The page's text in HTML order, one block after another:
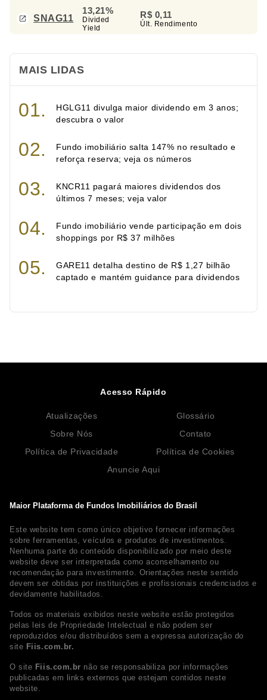
SNAG11
13,21%
Divided
Yield
R$ 0,11
Últ. Rendimento
MAIS LIDAS
HGLG11 divulga maior dividendo em 3 anos;
descubra o valor
Fundo imobiliário salta 147% no resultado e
reforça reserva; veja os números
KNCR11 pagará maiores dividendos dos
últimos 7 meses; veja valor
Fundo imobiliário vende participação em dois
shoppings por R$ 37 milhões
GARE11 detalha destino de R$ 1,27 bilhão
captado e mantém guidance para dividendos
Maior Plataforma de Fundos Imobiliários do Brasil
Este website tem como único objetivo fornecer informações
sobre ferramentas, veículos e produtos de investimentos.
Nenhuma parte do conteúdo disponibilizado por meio deste
website deve ser interpretada como aconselhamento ou
recomendação para investimento. Orientações neste sentido
devem ser obtidas por instituições e profissionais credenciados e
devidamente habilitados.
Todos os materiais exibidos neste website estão protegidos
pelas leis de Propriedade Intelectual e não podem ser
reproduzidos e/ou distribuídos sem a expressa autorização do
site Fiis.com.br.
O site Fiis.com.br não se responsabiliza por informações
publicadas em links externos que estejam contidos neste
website.
Acesso Rápido
Atualizações
Glossário
Sobre Nós
Contato
Política de Privacidade
Política de Cookies
Anuncie Aqui